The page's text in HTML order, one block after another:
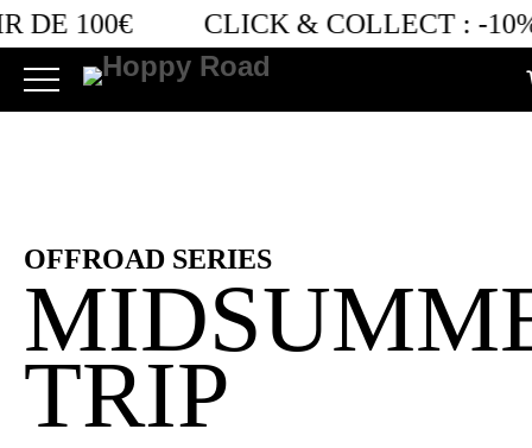
DE 100€ CLICK & COLLECT : -
Retro bières
OFFROAD SERIES
TRIP